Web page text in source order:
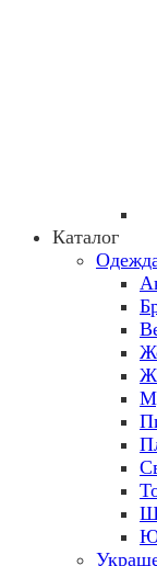
Каталог